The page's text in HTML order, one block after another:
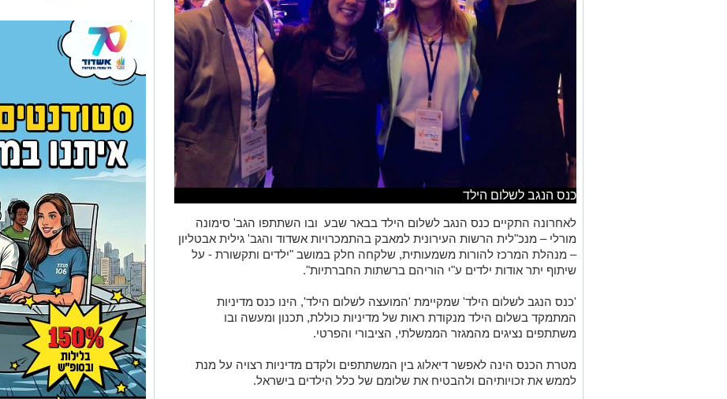
כנס הנגב לשלום הילד
לאחרונה התקיים כנס הנגב לשלום הילד בבאר שבע ובו השתתפו הגב' סימונה
מורלי – מנכ"לית הרשות העירונית למאבק בהתמכרויות אשדוד והגב' גילית אבטליון
– מנהלת המרכז להורות משמעותית, שלקחה חלק במושב "ילדים ותקשורת - על
שיתוף יתר אודות ילדים ע"י הוריהם ברשתות החברתיות".
'כנס הנגב לשלום הילד' שמקיימת 'המועצה לשלום הילד', הינו כנס מדיניות
המתמקד בשלום הילד מנקודת ראות של מדיניות כוללת, תכנון ומעשה ובו
משתתפים נציגים מהמגזר הממשלתי, הציבורי והפרטי.
מטרת הכנס הינה לאפשר דיאלוג בין המשתתפים ולקדם מדיניות רצויה על מנת
לממש את זכויותיהם ולהבטיח את שלומם של כלל הילדים בישראל.